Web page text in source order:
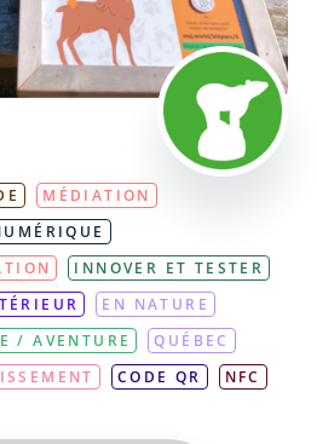
MÉDIATION
INNOVER ET TESTER
EN NATURE
/ AVENTURE
QUÉBEC
CODE QR NFC